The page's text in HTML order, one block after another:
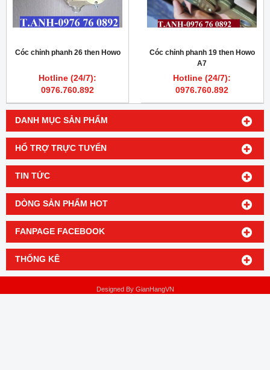
DANH MỤC SẢN PHẨM
HỔ TRỢ TRỰC TUYẾN
TIN TỨC
DÒNG SẢN PHẨM HOT
FANPAGE FACEBOOK
THỐNG KÊ
Cóc chỉnh phanh 26 then Howo
Hotline (24/7):
0976.760.892
Cóc chỉnh phanh 19 then Howo
A7
Hotline (24/7):
0976.760.892
Designed By GianHangVN